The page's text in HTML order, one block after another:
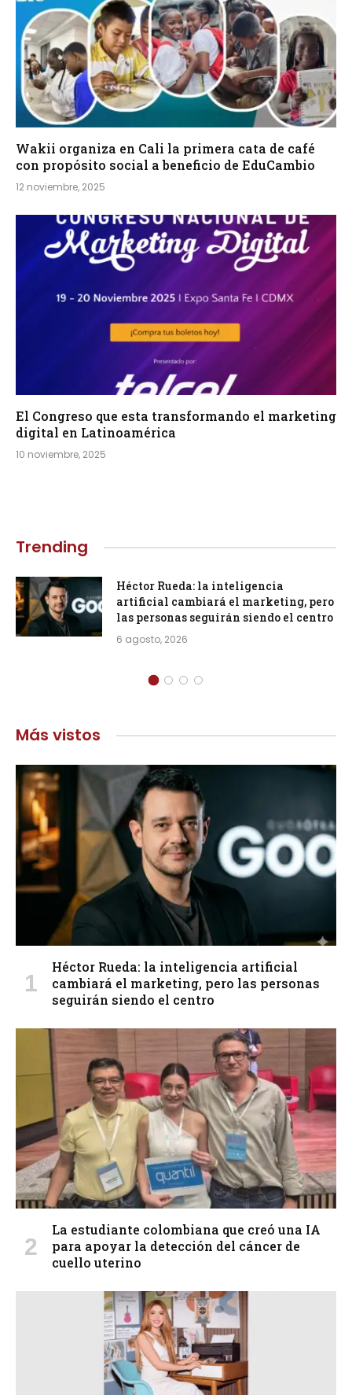
Wakii organiza en Cali la primera cata de café
con propósito social a beneficio de EduCambio
12 noviembre, 2025
El Congreso que esta transformando el marketing
digital en Latinoamérica
10 noviembre, 2025
Trending
Héctor Rueda: la inteligencia
artificial cambiará el marketing, pero
las personas seguirán siendo el centro
6 agosto, 2026
Más vistos
Héctor Rueda: la inteligencia artificial
cambiará el marketing, pero las personas
seguirán siendo el centro
La estudiante colombiana que creó una IA
para apoyar la detección del cáncer de
cuello uterino